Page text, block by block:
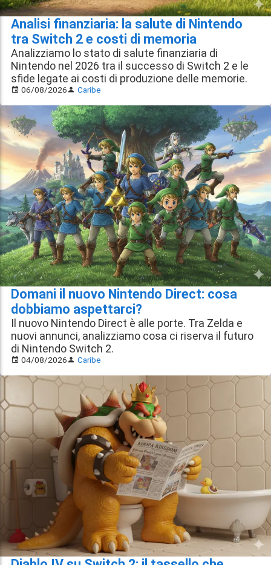
Analisi finanziaria: la salute di Nintendo
tra Switch 2 e costi di memoria
Analizziamo lo stato di salute finanziaria di
Nintendo nel 2026 tra il successo di Switch 2 e le
sfide legate ai costi di produzione delle memorie.
06/08/2026 Caribe
Domani il nuovo Nintendo Direct: cosa
dobbiamo aspettarci?
Il nuovo Nintendo Direct è alle porte. Tra Zelda e
nuovi annunci, analizziamo cosa ci riserva il futuro
di Nintendo Switch 2.
04/08/2026 Caribe